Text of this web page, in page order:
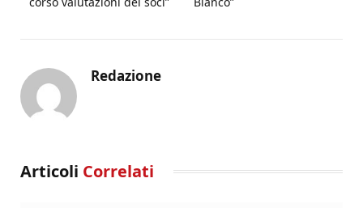
Redazione
Articoli Correlati